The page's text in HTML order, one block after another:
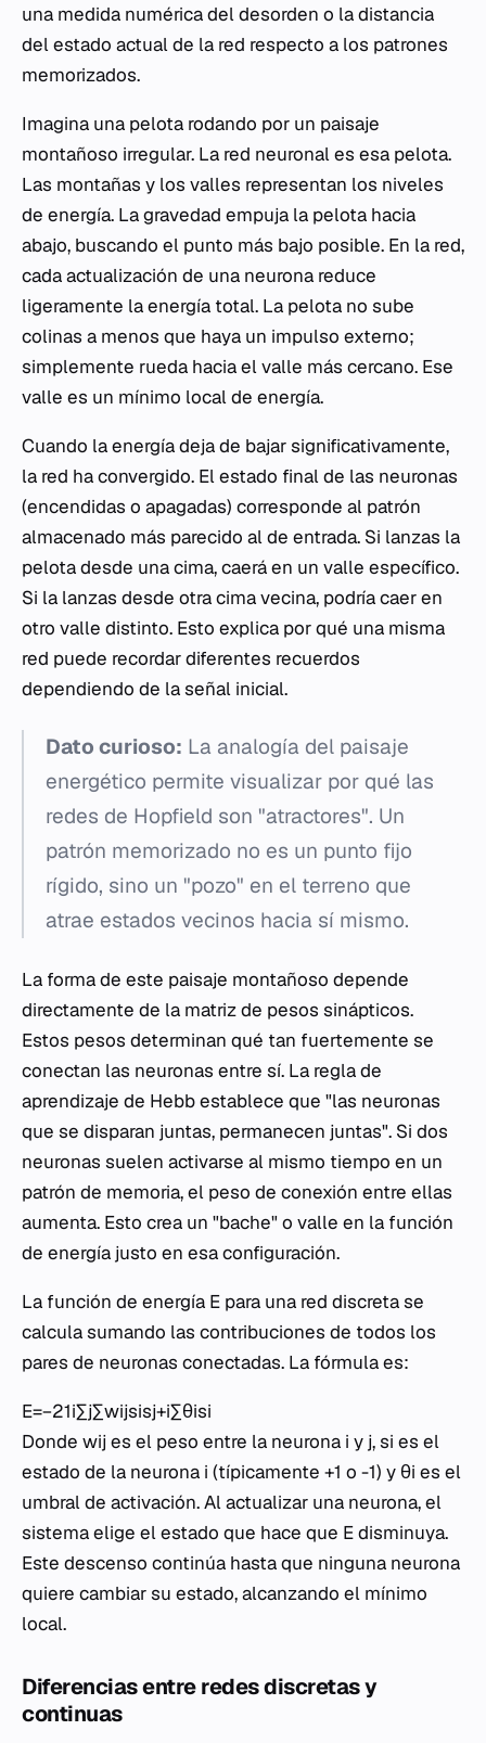
una medida numérica del desorden o la distancia
del estado actual de la red respecto a los patrones
memorizados.
Imagina una pelota rodando por un paisaje
montañoso irregular. La red neuronal es esa pelota.
Las montañas y los valles representan los niveles
de energía. La gravedad empuja la pelota hacia
abajo, buscando el punto más bajo posible. En la red,
cada actualización de una neurona reduce
ligeramente la energía total. La pelota no sube
colinas a menos que haya un impulso externo;
simplemente rueda hacia el valle más cercano. Ese
valle es un mínimo local de energía.
Cuando la energía deja de bajar significativamente,
la red ha convergido. El estado final de las neuronas
(encendidas o apagadas) corresponde al patrón
almacenado más parecido al de entrada. Si lanzas la
pelota desde una cima, caerá en un valle específico.
Si la lanzas desde otra cima vecina, podría caer en
otro valle distinto. Esto explica por qué una misma
red puede recordar diferentes recuerdos
dependiendo de la señal inicial.
Dato curioso: La analogía del paisaje
energético permite visualizar por qué las
redes de Hopfield son "atractores". Un
patrón memorizado no es un punto fijo
rígido, sino un "pozo" en el terreno que
atrae estados vecinos hacia sí mismo.
La forma de este paisaje montañoso depende
directamente de la matriz de pesos sinápticos.
Estos pesos determinan qué tan fuertemente se
conectan las neuronas entre sí. La regla de
aprendizaje de Hebb establece que "las neuronas
que se disparan juntas, permanecen juntas". Si dos
neuronas suelen activarse al mismo tiempo en un
patrón de memoria, el peso de conexión entre ellas
aumenta. Esto crea un "bache" o valle en la función
de energía justo en esa configuración.
La función de energía E para una red discreta se
calcula sumando las contribuciones de todos los
pares de neuronas conectadas. La fórmula es:
E=−21​i∑​j∑​wij​si​sj​+i∑​θi​si​
Donde wij​ es el peso entre la neurona i y j, si​ es el
estado de la neurona i (típicamente +1 o -1) y θi​ es el
umbral de activación. Al actualizar una neurona, el
sistema elige el estado que hace que E disminuya.
Este descenso continúa hasta que ninguna neurona
quiere cambiar su estado, alcanzando el mínimo
local.
Diferencias entre redes discretas y
continuas